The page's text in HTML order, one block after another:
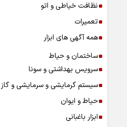
نظافت خیاطی و اتو
تعمیرات
همه آگهی های ابزار
ساختمان و حیاط
سرویس بهداشتی و سونا
سیستم گرمایشی و سرمایشی و گاز
حیاط و ایوان
ابزار باغبانی